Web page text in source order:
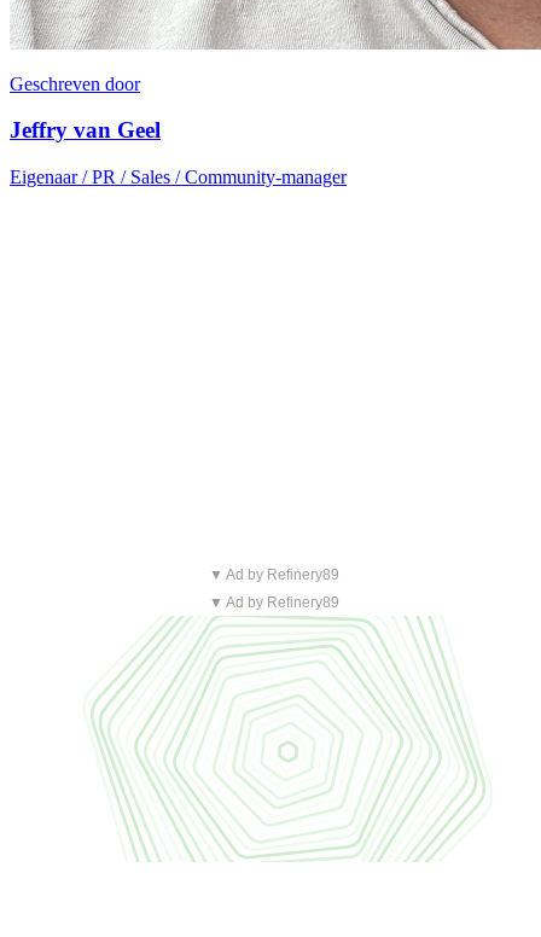
Geschreven door
Jeffry van Geel
Eigenaar / PR / Sales / Community-manager
▼ Ad by Refinery89
▼ Ad by Refinery89